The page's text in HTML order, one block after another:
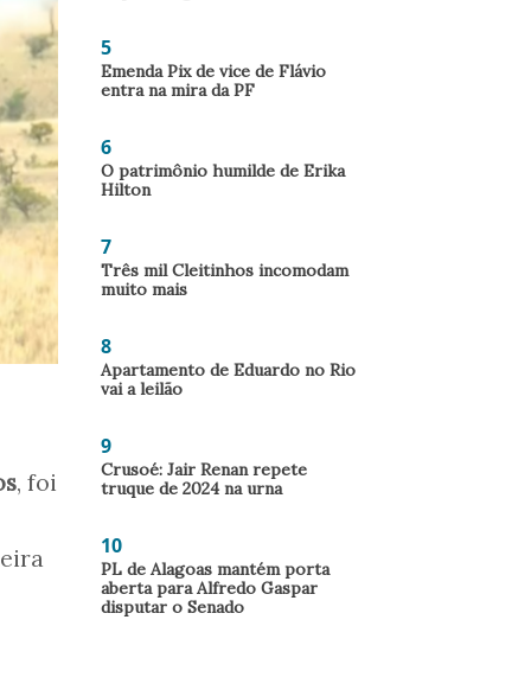
, foi
5
Emenda Pix de vice de Flávio
entra na mira da PF
6
O patrimônio humilde de Erika
Hilton
7
Três mil Cleitinhos incomodam
muito mais
8
Apartamento de Eduardo no Rio
vai a leilão
9
Crusoé: Jair Renan repete
truque de 2024 na urna
10
PL de Alagoas mantém porta
aberta para Alfredo Gaspar
disputar o Senado